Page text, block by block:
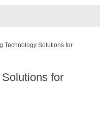
Technology Solutions for
for